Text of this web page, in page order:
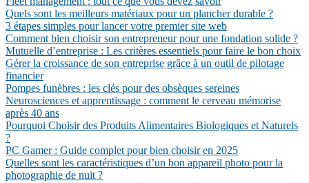
Quels sont les meilleurs matériaux pour un plancher durable ?
3 étapes simples pour lancer votre premier site web
Comment bien choisir son entrepreneur pour une fondation solide ?
Mutuelle d’entreprise : Les critères essentiels pour faire le bon choix
Gérer la croissance de son entreprise grâce à un outil de pilotage
financier
Pompes funèbres : les clés pour des obsèques sereines
Neurosciences et apprentissage : comment le cerveau mémorise
après 40 ans
Pourquoi Choisir des Produits Alimentaires Biologiques et Naturels
?
PC Gamer : Guide complet pour bien choisir en 2025
Quelles sont les caractéristiques d’un bon appareil photo pour la
photographie de nuit ?